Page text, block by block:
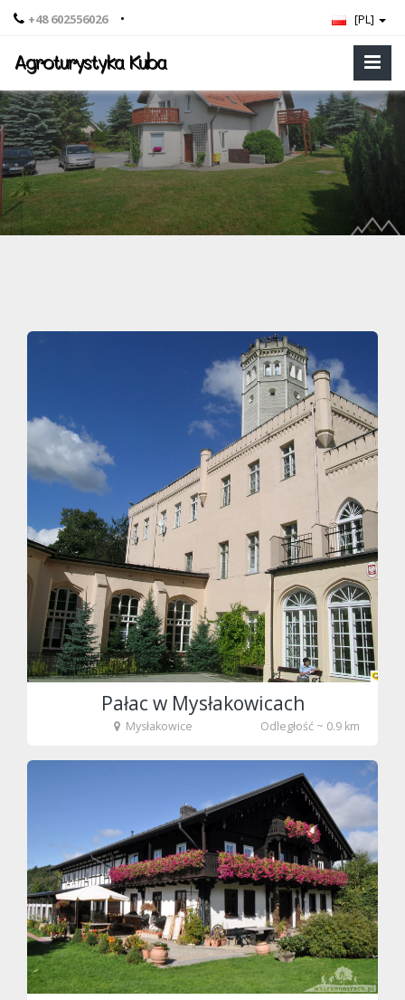
+48 602556026 • [PL]
Agroturystyka Kuba
fot. tenet
Pałac w Mysłakowicach
Mysłakowice Odległość ~ 0.9 km
fot. Tenet